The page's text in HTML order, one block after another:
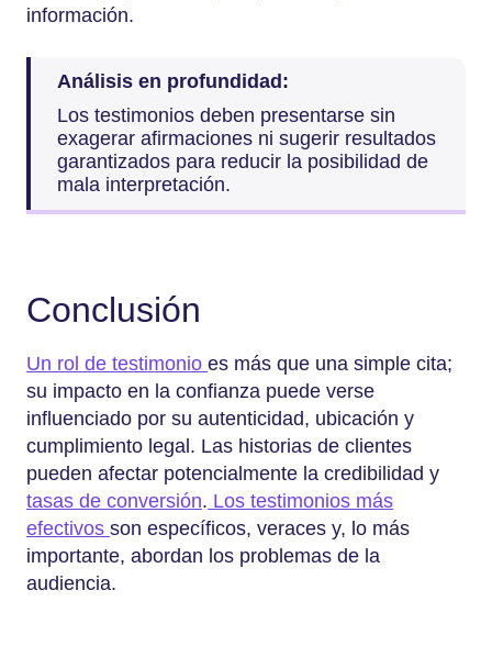
información.
Análisis en profundidad:
Los testimonios deben presentarse sin
exagerar afirmaciones ni sugerir resultados
garantizados para reducir la posibilidad de
mala interpretación.
Conclusión
Un rol de testimonio es más que una simple cita;
su impacto en la confianza puede verse
influenciado por su autenticidad, ubicación y
cumplimiento legal. Las historias de clientes
pueden afectar potencialmente la credibilidad y
tasas de conversión. Los testimonios más
efectivos son específicos, veraces y, lo más
importante, abordan los problemas de la
audiencia.